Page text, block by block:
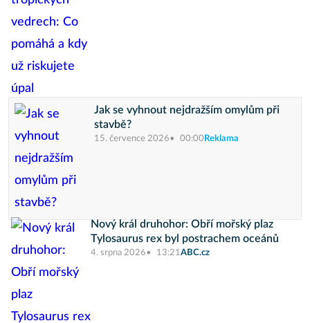
Jak se vyhnout nejdražším omylům při
stavbě?
15. července 2026 00:00 Reklama
Nový král druhohor: Obří mořský plaz
Tylosaurus rex byl postrachem oceánů
4. srpna 2026 13:21ABC.cz